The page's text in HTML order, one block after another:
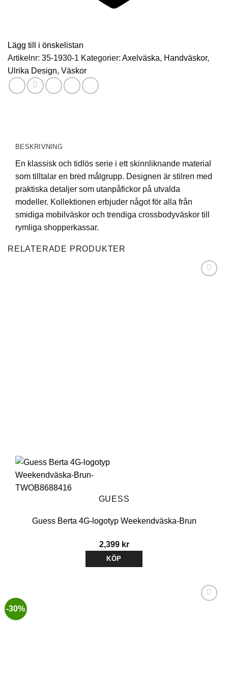
Lägg till i önskelistan
Artikelnr: 35-1930-1 Kategorier: Axelväska, Handväskor,
Ulrika Design, Väskor
BESKRIVNING
En klassisk och tidlös serie i ett skinnliknande material
som tilltalar en bred målgrupp. Designen är stilren med
praktiska detaljer som utanpåfickor på utvalda
modeller. Kollektionen erbjuder något för alla från
smidiga mobilväskor och trendiga crossbodyväskor till
rymliga shopperkassar.
RELATERADE PRODUKTER
GUESS
Guess Berta 4G-logotyp Weekendväska-Brun
2,399 kr
KÖP
-30%